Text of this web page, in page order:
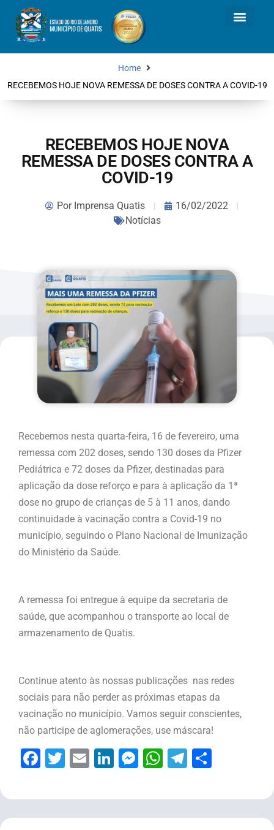
Home
RECEBEMOS HOJE NOVA REMESSA DE DOSES CONTRA A COVID-19
RECEBEMOS HOJE NOVA
REMESSA DE DOSES CONTRA A
COVID-19
PorImprensa Quatis
16/02/2022
Notícias
Recebemos nesta quarta-feira, 16 de fevereiro, uma
remessa com 202 doses, sendo 130 doses da Pfizer
Pediátrica e 72 doses da Pfizer, destinadas para
aplicação da dose reforço e para à aplicação da 1ª
dose no grupo de crianças de 5 à 11 anos, dando
continuidade à vacinação contra a Covid-19 no
município, seguindo o Plano Nacional de Imunização
do Ministério da Saúde.
A remessa foi entregue à equipe da secretaria de
saúde, que acompanhou o transporte ao local de
armazenamento de Quatis.
Continue atento às nossas publicações nas redes
sociais para não perder as próximas etapas da
vacinação no município. Vamos seguir conscientes,
não participe de aglomerações, use máscara!
Facebook
Twitter
EmailLinkedIn
Messenger
WhatsApp
Telegram